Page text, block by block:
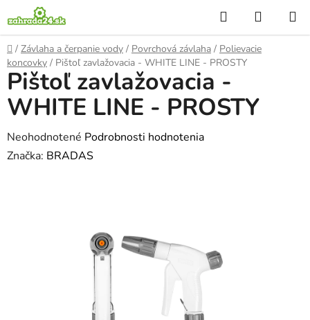
na
obsah
Hľadať
KOŠÍK
Domov
/ Závlaha a čerpanie vody / Povrchová závlaha / Polievacie
koncovky / Pištoľ zavlažovacia - WHITE LINE - PROSTY
Pištoľ zavlažovacia -
WHITE LINE - PROSTY
Priemerné
hodnotenie
Neohodnotené Podrobnosti hodnotenia
Značka: BRADAS